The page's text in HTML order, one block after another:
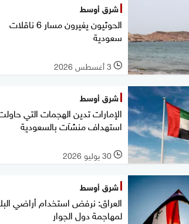
شرق أوسط
الحوثيون يغيرون مسار 6 ناقلات
سعودية
l 3 أغسطس 2026
شرق أوسط
الإمارات تدين الهجمات التي
استهداف منشآت بالسعودية
l 30 يوليو 2026
شرق أوسط
العراق: نرفض استخدام أراضي
لمهاجمة دول الجوار